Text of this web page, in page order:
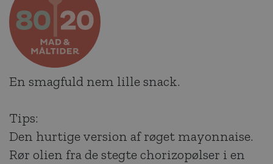
En smagfuld nem lille snack.
Tips:
Den hurtige version af røget mayonnaise.
Rør olien fra de stegte chorizopølser i en